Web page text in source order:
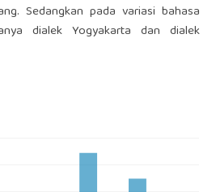
Sedangkan pada variasi bahasa
dialek Yogyakarta dan dialek